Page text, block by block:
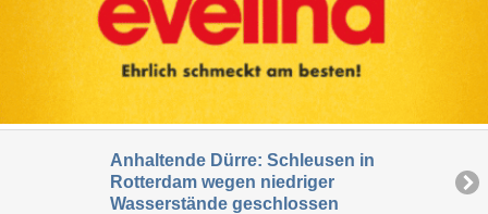
Anhaltende Dürre: Schleusen in
Rotterdam wegen niedriger
Wasserstände geschlossen